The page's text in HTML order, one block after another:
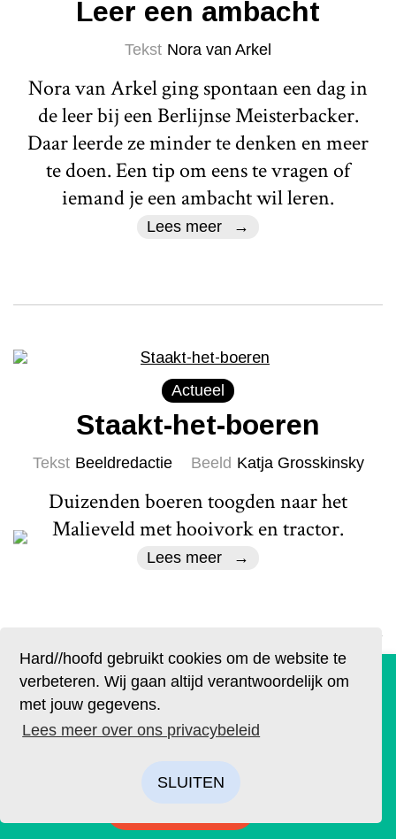
Hard//hoofd gebruikt cookies om de website te
verbeteren. Wij gaan altijd verantwoordelijk om
met jouw gegevens.
Lees meer over ons privacybeleid
SLUITEN
Leer een ambacht
Tekst Nora van Arkel
Nora van Arkel ging spontaan een dag in
de leer bij een Berlijnse Meisterbacker.
Daar leerde ze minder te denken en meer
te doen. Een tip om eens te vragen of
iemand je een ambacht wil leren.
Lees meer
Actueel
Staakt-het-boeren
Tekst Beeldredactie Beeld Katja Grosskinsky
Duizenden boeren toogden naar het
Malieveld met hooivork en tractor.
Lees meer
Literair
De maand september is weer voorbij en
De geruchten zijn waar. Lees Hard//hoofd nu ook op
papier!
Bestel op tijd je eigen exemplaar van de eerste editie, met
als thema: ‘Ik’. We hebben drie covers ontworpen. Kies je